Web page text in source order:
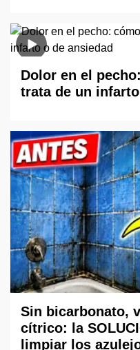
Dolor en el
trata de un
Sin bicarbonato,
cítrico: la
limpiar los